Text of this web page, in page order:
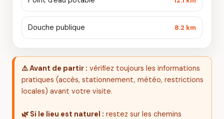
Douche publique 8.2 km
⚠️ Avant de partir : vérifiez toujours les informations
pratiques (accès, stationnement, météo, restrictions
locales) avant votre visite.
🌿 Si le lieu est naturel : restez sur les chemins